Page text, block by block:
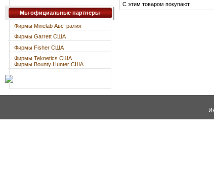
Мы официальные партнеры
Фирмы Minelab Австралия
Фирмы Garrett США
Фирмы Fisher США
Фирмы Teknetics США
Фирмы Bounty Hunter США
С этим товаром покупают